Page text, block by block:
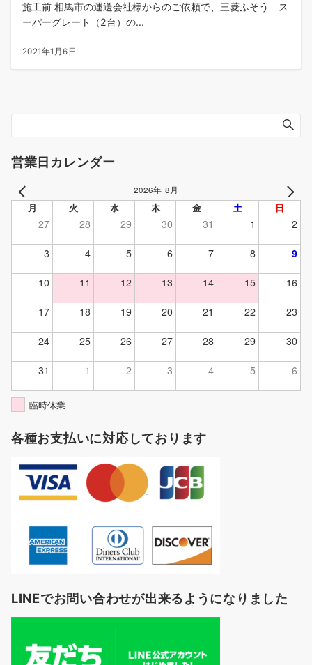
施工前 相馬市の運送会社様からのご依頼で、三菱ふそう ス
ーパーグレート（2台）の...
2021年1月6日
営業日カレンダー
2026年 8月
月 火 水 木 金 土 日
27 28 29 30 31 1 2
3 4 5 6 7 8 9
10 11 12 13 14 15 16
17 18 19 20 21 22 23
24 25 26 27 28 29 30
31 1 2 3 4 5 6
臨時休業
各種お支払いに対応しております
LINEでお問い合わせが出来るようになりました